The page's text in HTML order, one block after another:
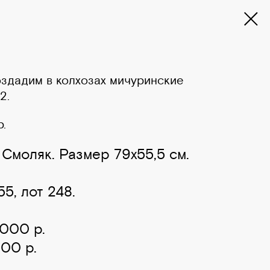
в колхозах мичуринские
Размер 79х55,5 см.
лот 248.
р.
р.